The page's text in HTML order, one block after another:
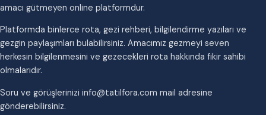
amacı gütmeyen online platformdur.
Platformda binlerce rota, gezi rehberi, bilgilendirme yazıları ve
gezgin paylaşımları bulabilirsiniz. Amacımız gezmeyi seven
herkesin bilgilenmesini ve gezecekleri rota hakkında fikir sahibi
olmalarıdır.
Soru ve görüşlerinizi info@tatilfora.com mail adresine
gönderebilirsiniz.